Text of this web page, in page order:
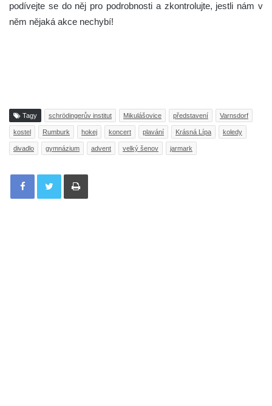
podívejte se do něj pro podrobnosti a zkontrolujte, jestli nám v
něm nějaká akce nechybí!
Tagy schrödingerův institut Mikulášovice představení Varnsdorf
kostel Rumburk hokej koncert plavání Krásná Lípa koledy
divadlo gymnázium advent velký šenov jarmark
Tisknout